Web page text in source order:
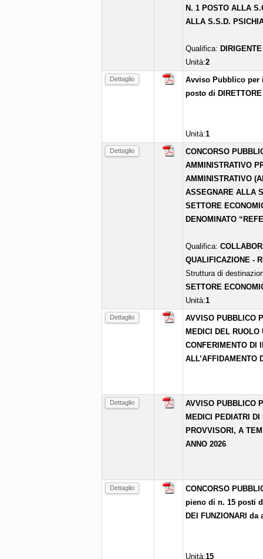
N. 1 POSTO ALLA
ALLA S.S.D.
Qualifica:
Unità:2
Dettaglio
Avviso Pubblico per
posto di
Unità:1
Dettaglio
CONCORSO
AMMINISTRATIVO
AMMINISTRATIVO
ASSEGNARE ALLA
SETTORE
DENOMINATO
Qualifica:
QUALIFICAZIONE -
Struttura di
SETTORE
Unità:1
Dettaglio
AVVISO PUBBLICO
MEDICI DEL
CONFERIMENTO DI
ALL’AFFIDAMENTO
Dettaglio
AVVISO PUBBLICO
MEDICI PEDIATRI
PROVVISORI, A
ANNO 2026
Dettaglio
CONCORSO
pieno di n. 15 posti
DEI FUNZIONARI
Unità:15